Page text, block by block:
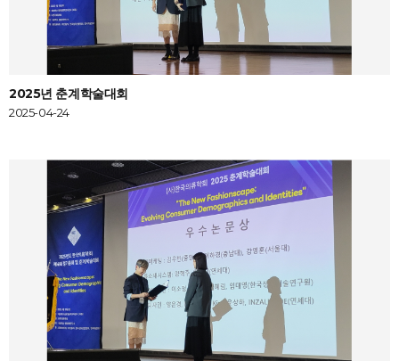
2025년 춘계학술대회
2025-04-24